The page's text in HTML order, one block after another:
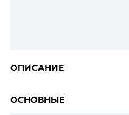
ОПИСАНИЕ
ОСНОВНЫЕ